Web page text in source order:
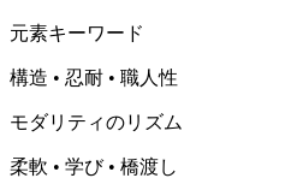
元素キーワード
構造 • 忍耐 • 職人性
モダリティのリズム
柔軟 • 学び • 橋渡し